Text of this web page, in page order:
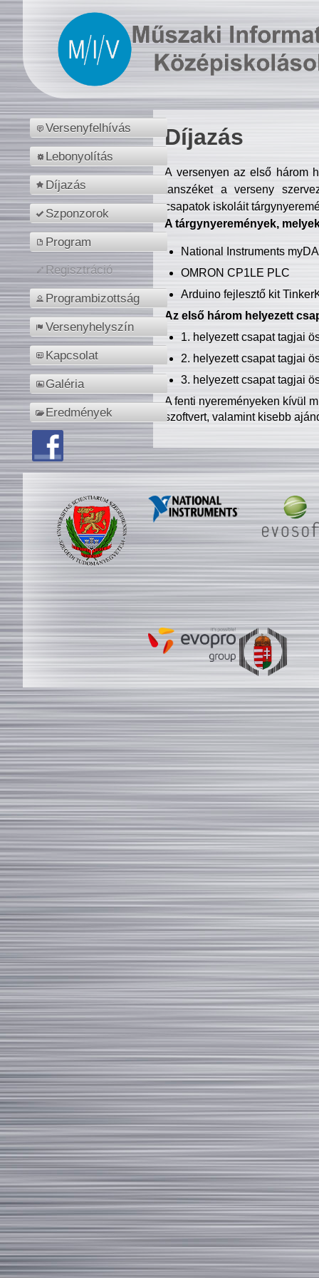
Versenyfelhívás
Lebonyolítás
Díjazás
Szponzorok
Program
Regisztráció
Programbizottság
Versenyhelyszín
Kapcsolat
Galéria
Eredmények
Díjazás
A versenyen az első három
tanszéket a verseny
csapatok iskoláit
A tárgynyeremények,
National Instruments
OMRON CP1LE PLC
Arduino fejlesztő kit
Az első három helyezett
1. helyezett csapat tagjai
2. helyezett csapat tagjai
3. helyezett csapat tagjai
A fenti nyereményeken kívül
szoftvert, valamint kisebb